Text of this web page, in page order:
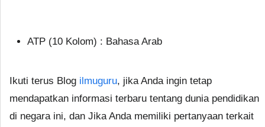
ATP (10 Kolom) : Bahasa Arab
Ikuti terus Blog ilmuguru, jika Anda ingin tetap
mendapatkan informasi terbaru tentang dunia pendidikan
di negara ini, dan Jika Anda memiliki pertanyaan terkait